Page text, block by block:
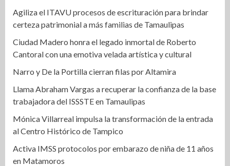
Agiliza el ITAVU procesos de escrituración para brindar
certeza patrimonial a más familias de Tamaulipas
Ciudad Madero honra el legado inmortal de Roberto
Cantoral con una emotiva velada artística y cultural
Narro y De la Portilla cierran filas por Altamira
Llama Abraham Vargas a recuperar la confianza de la base
trabajadora del ISSSTE en Tamaulipas
Mónica Villarreal impulsa la transformación de la entrada
al Centro Histórico de Tampico
Activa IMSS protocolos por embarazo de niña de 11 años
en Matamoros